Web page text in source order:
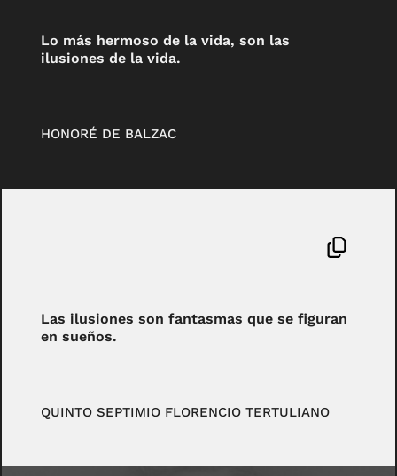
Lo más hermoso de la vida, son las
ilusiones de la vida.
HONORÉ DE BALZAC
Las ilusiones son fantasmas que se figuran
en sueños.
QUINTO SEPTIMIO FLORENCIO TERTULIANO